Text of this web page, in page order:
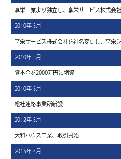
享栄工業より独立し、享栄サービス株式会
2010年 3月
享栄サービス株式会社を社名変更し、享栄
2010年 3月
資本金を2000万円に増資
2010年 3月
総社連絡事業所新設
2012年 3月
大和ハウス工業、取引開始
2015年 4月